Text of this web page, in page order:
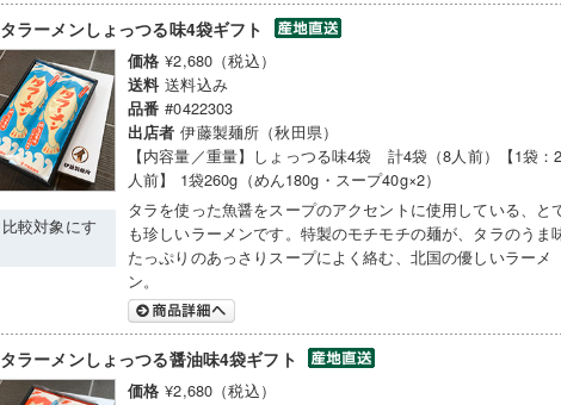
タラーメンしょっつる味4袋ギフト
比較対象にす
価格 ¥2,680（税込）
送料 送料込み
品番 #0422303
出店者 伊藤製麺所（秋田県）
【内容量／重量】しょっつる味4袋 計4袋（8人前）【1袋：2
人前】 1袋260g（めん180g・スープ40g×2）
タラを使った魚醤をスープのアクセントに使用している、と
も珍しいラーメンです。特製のモチモチの麺が、タラのうま
たっぷりのあっさりスープによく絡む、北国の優しいラーメ
ン。
タラーメンしょっつる醤油味4袋ギフト
価格 ¥2,680（税込）